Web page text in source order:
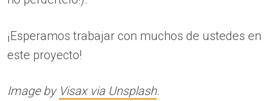
¡Esperamos trabajar con muchos de ustedes en
este proyecto!
Image by Visax via Unsplash.